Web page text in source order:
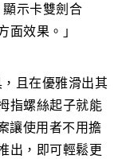
示卡雙劍合
面效果。」
且在優雅滑出其
指螺絲起子就能
讓使用者不用擔
出，即可輕鬆更